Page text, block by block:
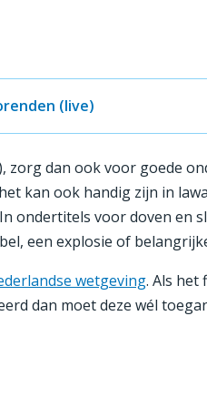
(live)
zorg dan ook voor goede
kan ook handig zijn in
ondertitels voor doven en
een explosie of
wetgeving. Als het
dan moet deze wél